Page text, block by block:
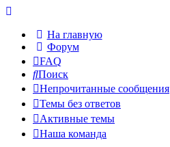
На главную
Форум
FAQ
Поиск
Непрочитанные сообщения
Темы без ответов
Активные темы
Наша команда